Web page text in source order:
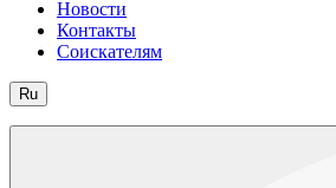
Новости
Контакты
Соискателям
Ru